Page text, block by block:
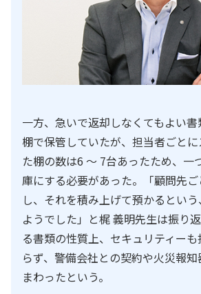
一方、急いで返却しなくてもよい
棚で保管していたが、担当者ごと
た棚の数は6 ～ 7台あったため、一
庫にする必要があった。「顧問先
し、それを積み上げて預かるとい
ようでした」と梶 義明先生は振り
る書類の性質上、セキュリティー
らず、警備会社との契約や火災報
まわったという。